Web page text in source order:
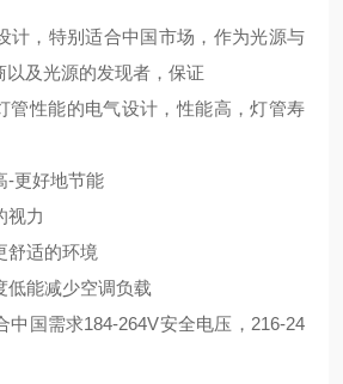
计，特别适合中国市场，作为光源与
及光源的发现者，保证
管性能的电气设计，性能高，灯管寿
-更好地节能
视力
适的环境
能减少空调负载
国需求184-264V安全电压，216-24